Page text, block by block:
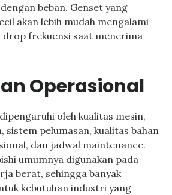
beban. Genset yang
akan lebih mudah mengalami
frekuensi saat menerima
Operasional
oleh kualitas mesin,
sistem pelumasan, kualitas bahan
dan jadwal maintenance.
umumnya digunakan pada
berat, sehingga banyak
kebutuhan industri yang